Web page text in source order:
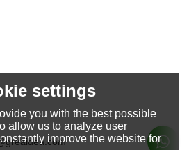
settings
you with the best possible
allow us to analyze user
improve the website for